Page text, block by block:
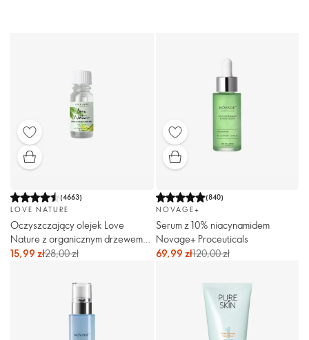
(4663)
LOVE NATURE
Oczyszczający olejek Love
Nature z organicznym drzewem
herbacianym i limonką
15,99 zł28,00 zł
(840)
NOVAGE+
Serum z 10% niacynamidem
Novage+ Proceuticals
69,99 zł120,00 zł